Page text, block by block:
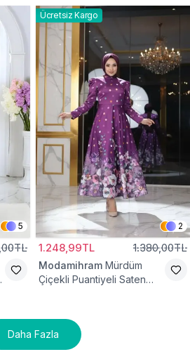
5
Ücretsiz Kargo
2
1.248,99TL 1.380,00TL
Modamihram Mürdüm
Çiçekli Puantiyeli Saten
Daha Fazla